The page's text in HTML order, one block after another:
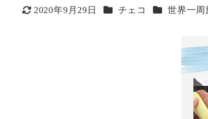
更新日
2020年9月29日 カテゴリー
チェコ カテゴリー
世界一周